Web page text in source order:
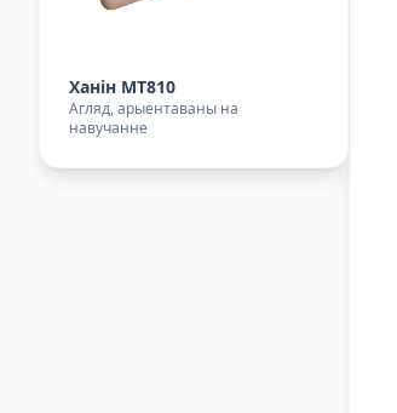
Ханін MT810
Агляд, арыентаваны на
навучанне